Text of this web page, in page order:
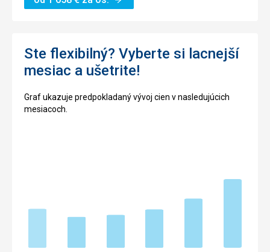
Ste flexibilný? Vyberte si lacnejší
mesiac a ušetrite!
Graf ukazuje predpokladaný vývoj cien v nasledujúcich
mesiacoch.